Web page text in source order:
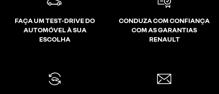
FAÇA UM TEST-DRIVE DO
AUTOMÓVEL À SUA
ESCOLHA
CONDUZA COM CONFIANÇA
COM AS GARANTIAS
RENAULT